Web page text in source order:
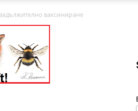
ваксиниране